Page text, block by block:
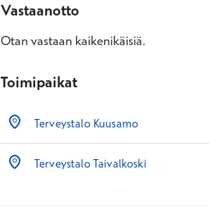
Vastaanotto
Otan vastaan kaikenikäisiä.
Toimipaikat
Terveystalo Kuusamo
Terveystalo Taivalkoski